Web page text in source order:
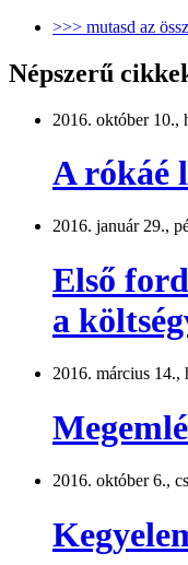
>>> mutasd az
Népszerű
2016. október 10.,
A rókáé
2016. január 29.,
Első
a
2016. március 14.,
2016. október 6.,